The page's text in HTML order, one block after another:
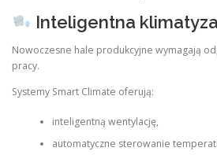
Inteligentna
Nowoczesne hale produkcyjne wymagają
pracy.
Systemy Smart Climate oferują:
inteligentną wentylację,
automatyczne sterowanie